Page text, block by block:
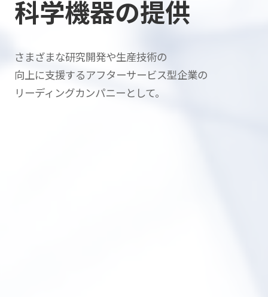
科学機器の提供
さまざまな研究開発や生産技術の
向上に支援するアフターサービス型企業の
リーディングカンパニーとして。